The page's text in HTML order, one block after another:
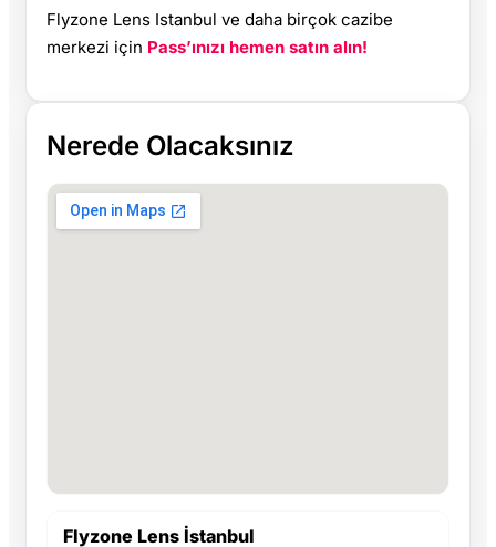
Flyzone Lens Istanbul ve daha birçok cazibe
merkezi için Pass’ınızı hemen satın alın!
Nerede Olacaksınız
Flyzone Lens İstanbul